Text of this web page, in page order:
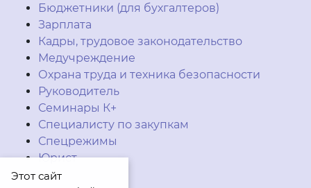
Бюджетники (для бухгалтеров)
Зарплата
Кадры, трудовое законодательство
Медучреждение
Охрана труда и техника безопасности
Руководитель
Семинары К+
Специалисту по закупкам
Спецрежимы
Юрист
Этот сайт